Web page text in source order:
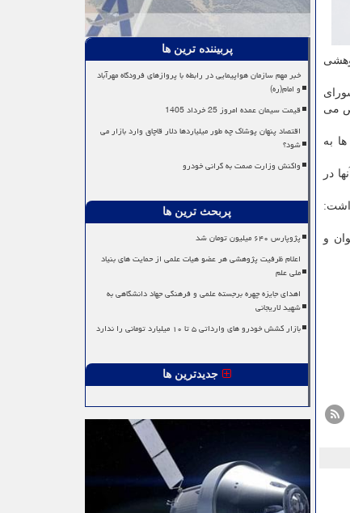
پژوهشی
شورای
می
و تقریباً ۴۰ درصد این طرح ها به
از آنها در
و
پربیننده ترین ها
خبر مهم سازمان هواپیمایی در رابطه با پروازهای فرودگاه مهرآباد
و امام(ره)
قیمت سیمان عمده امروز 25 خرداد 1405
اقتصاد پنهان پوشاک چه طور میلیاردها دلار قاچاق وارد بازار می
شود؟
واکنش وزارت صمت به گرانی خودرو
پربحث ترین ها
پژوپارس ۶۴۰ میلیون تومان شد
اعلام ظرفیت پژوهشی هر عضو هیات علمی از حمایت های بنیاد
ملی علم
اهدای جایزه چهره برجسته علمی و فرهنگی جهاد دانشگاهی به
شهید لاریجانی
بازار کشش خودرو های وارداتی ۵ تا ۱۰ میلیارد تومانی را ندارد
جدیدترین ها